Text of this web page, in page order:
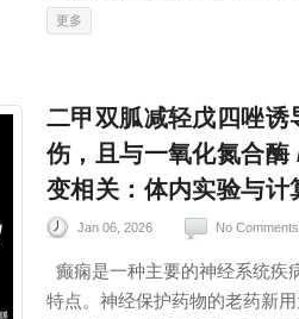
更多
二甲双胍减轻戊四唑
伤，且与一氧化氮合
变相关：体内实验与计
Jan 06, 2026 No Comments
癫痫是一种主要的神经系统疾
特点。神经保护药物的老药新